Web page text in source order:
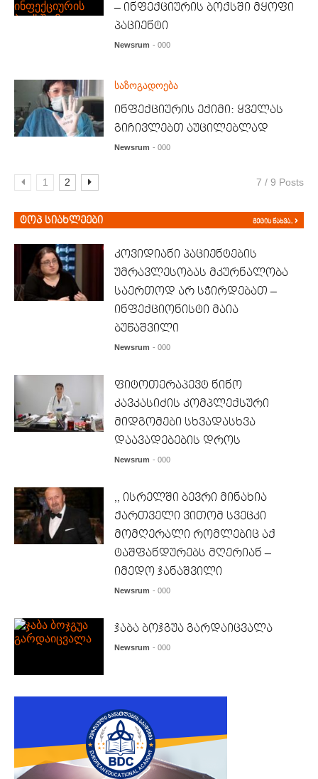
– ინფექციურის ბოქსში მყოფი
პაციენტი
Newsrum - 000
საზოგადოება
ინფექციურის ექიმი: ყველას
გიჩივლებთ აუცილებლად
Newsrum - 000
1 2 7 / 9 Posts
ტოპ სიახლეები მეტის ნახვა..
კოვიდიანი პაციენტების
უმრავლესობას მკურნალობა
საერთოდ არ სჭირდებათ –
ინფექციონისტი მაია
ბუწაშვილი
Newsrum - 000
ფიტოთერაპევტ ნინო
კავკასიძის კომპლექსური
მიდგომები სხვადასხვა
დაავადებების დროს
Newsrum - 000
,, ისრელში ბევრი მინახია
ქართველი ვითომ სვეცკი
მომღერალი რომლებიც აქ
ტაშფანდურებს მღერიან –
იმედო ჯანაშვილი
Newsrum - 000
ჯაბა ბოჯგუა გარდაიცვალა
Newsrum - 000